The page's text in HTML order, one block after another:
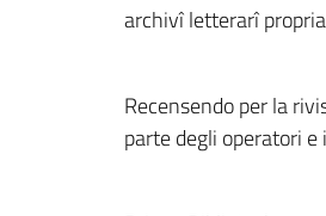
archivî letterarî
Recensendo per la
parte degli operatori